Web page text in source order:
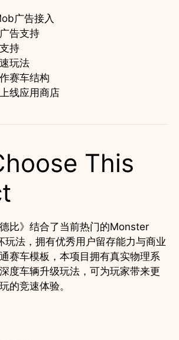
广告接入
告支持
持
玩法
赛车结构
线应用商店
This
德比》结合了当前热门的Monster
玩法，拥有优秀用户留存能力与商业
赛车模板，本项目拥有真实物理系
度车辆升级玩法，可为玩家带来更
的竞速体验。